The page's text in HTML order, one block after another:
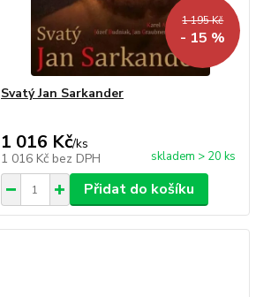
1 195 Kč
- 15 %
Svatý Jan Sarkander
1 016 Kč/ks
1 016 Kč bez DPH skladem > 20 ks
Přidat do košíku